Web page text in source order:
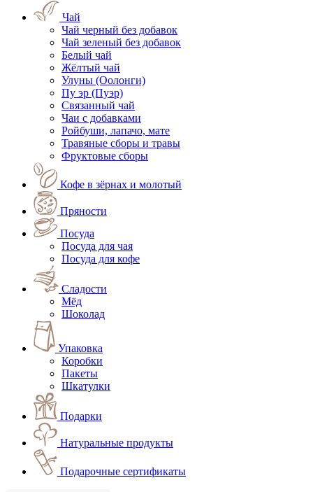
Чай
Чай черный без добавок
Чай зеленый без добавок
Белый чай
Жёлтый чай
Улуны (Оолонги)
Пу эр (Пуэр)
Связанный чай
Чаи с добавками
Ройбуши, лапачо, мате
Травяные сборы и травы
Фруктовые сборы
Кофе в зёрнах и молотый
Пряности
Посуда
Посуда для чая
Посуда для кофе
Сладости
Мёд
Шоколад
Упаковка
Коробки
Пакеты
Шкатулки
Подарки
Натуральные продукты
Подарочные сертификаты